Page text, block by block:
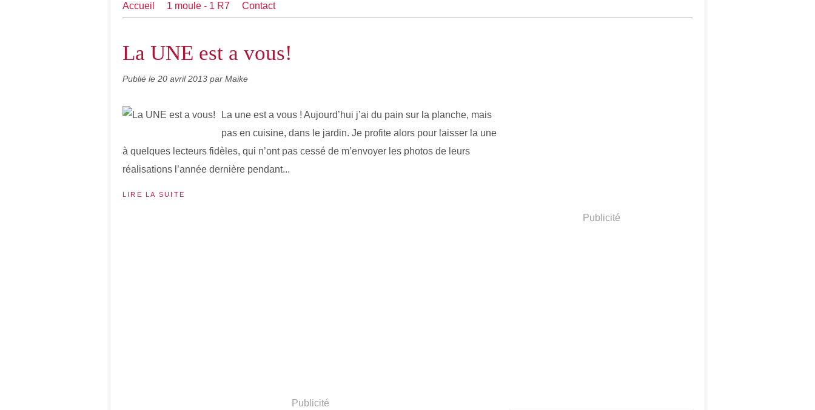
Accueil 1 moule - 1 R7 Contact
La UNE est a vous!
Publié le 20 avril 2013 par Maike
La une est a vous ! Aujourd’hui j’ai du pain sur la planche, mais
pas en cuisine, dans le jardin. Je profite alors pour laisser la une
à quelques lecteurs fidèles, qui n’ont pas cessé de m’envoyer les photos de leurs
réalisations l’année dernière pendant...
LIRE LA SUITE
Publicité
Publicité